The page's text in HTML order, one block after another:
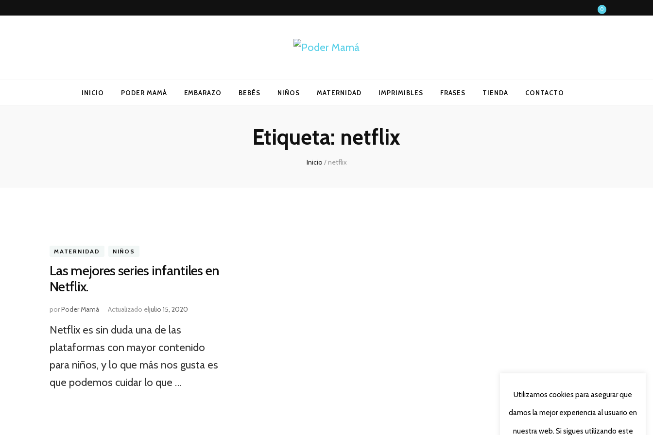
0
INICIO PODER MAMÁ EMBARAZO BEBÉS NIÑOS MATERNIDAD IMPRIMIBLES FRASES TIENDA CONTACTO
Etiqueta: netflix
Inicio / netflix
MATERNIDAD NIÑOS
Las mejores series infantiles en
Netflix.
porPoder Mamá Actualizado eljulio 15, 2020
Netflix es sin duda una de las
plataformas con mayor contenido
para niños, y lo que más nos gusta es
que podemos cuidar lo que …
Utilizamos cookies para asegurar que
damos la mejor experiencia al usuario en
nuestra web. Si sigues utilizando este